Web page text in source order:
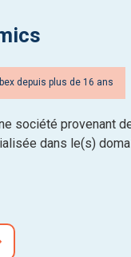
depuis plus de 16 ans
société provenant
dans le(s)